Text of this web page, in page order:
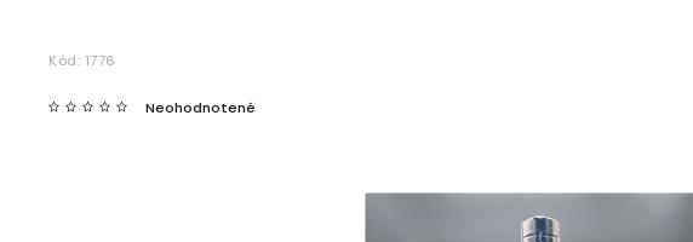
Kód: 1776
Neohodnotené